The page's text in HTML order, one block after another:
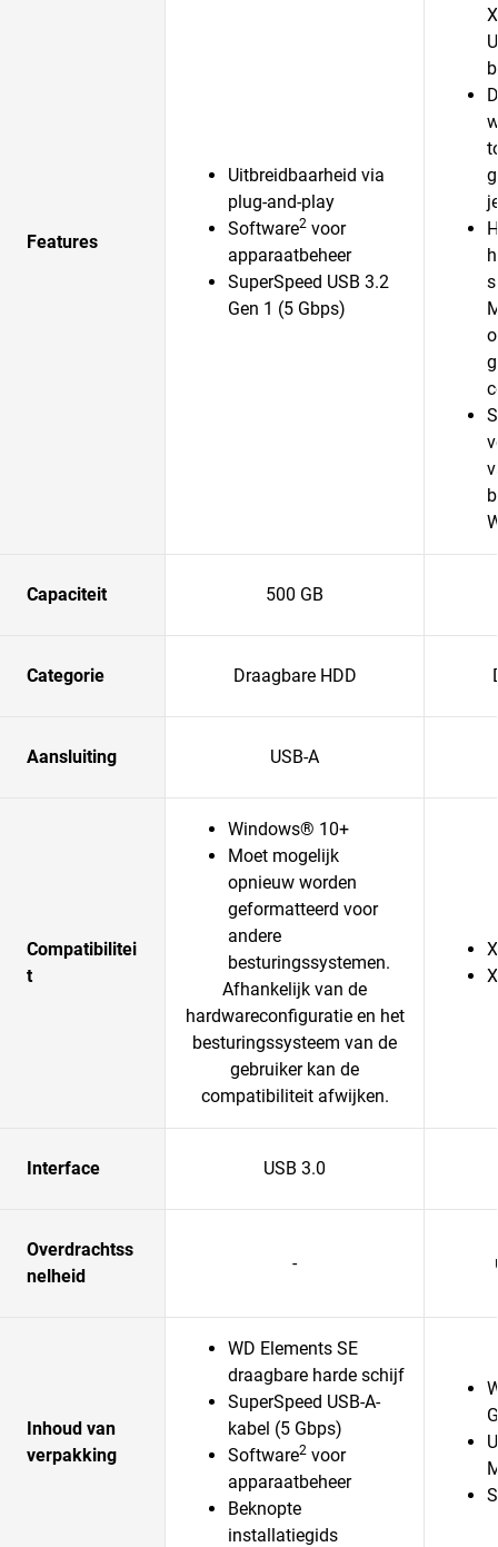
Features
Uitbreidbaarheid via
plug-and-play
Software2 voor
apparaatbeheer
SuperSpeed USB 3.2
Gen 1 (5 Gbps)
Capaciteit 500 GB
Categorie Draagbare HDD
Aansluiting USB-A
Compatibilitei
t
Windows® 10+
Moet mogelijk
opnieuw worden
geformatteerd voor
andere
besturingssystemen.
Afhankelijk van de
hardwareconfiguratie en het
besturingssysteem van de
gebruiker kan de
compatibiliteit afwijken.
Interface USB 3.0
Overdrachtss
nelheid
-
Inhoud van
verpakking
WD Elements SE
draagbare harde schijf
SuperSpeed USB-A-
kabel (5 Gbps)
Software2 voor
apparaatbeheer
Beknopte
installatiegids